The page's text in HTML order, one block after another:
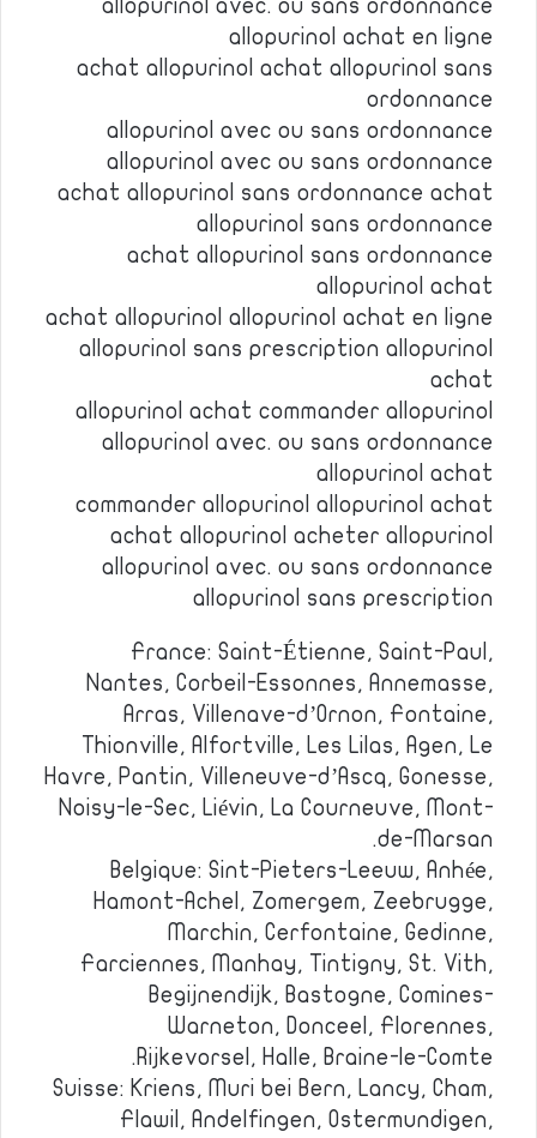
allopurinol avec. ou sans ordonnance
allopurinol achat en ligne
achat allopurinol achat allopurinol sans
ordonnance
allopurinol avec ou sans ordonnance
allopurinol avec ou sans ordonnance
achat allopurinol sans ordonnance achat
allopurinol sans ordonnance
achat allopurinol sans ordonnance
allopurinol achat
achat allopurinol allopurinol achat en ligne
allopurinol sans prescription allopurinol
achat
allopurinol achat commander allopurinol
allopurinol avec. ou sans ordonnance
allopurinol achat
commander allopurinol allopurinol achat
achat allopurinol acheter allopurinol
allopurinol avec. ou sans ordonnance
allopurinol sans prescription
France: Saint-Étienne, Saint-Paul,
Nantes, Corbeil-Essonnes, Annemasse,
Arras, Villenave-d’Ornon, Fontaine,
Thionville, Alfortville, Les Lilas, Agen, Le
Havre, Pantin, Villeneuve-d’Ascq, Gonesse,
Noisy-le-Sec, Liévin, La Courneuve, Mont-
de-Marsan.
Belgique: Sint-Pieters-Leeuw, Anhée,
Hamont-Achel, Zomergem, Zeebrugge,
Marchin, Cerfontaine, Gedinne,
Farciennes, Manhay, Tintigny, St. Vith,
Begijnendijk, Bastogne, Comines-
Warneton, Donceel, Florennes,
Rijkevorsel, Halle, Braine-le-Comte.
Suisse: Kriens, Muri bei Bern, Lancy, Cham,
Flawil, Andelfingen, Ostermundigen,